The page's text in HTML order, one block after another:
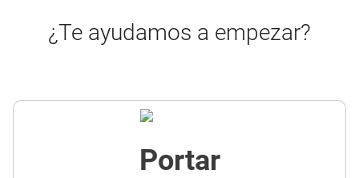
¿Te ayudamos a empezar?
Portar